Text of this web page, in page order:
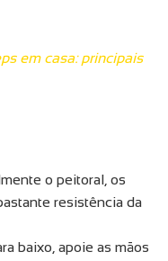
em casa: principais
o peitoral, os
resistência da
baixo, apoie as mãos